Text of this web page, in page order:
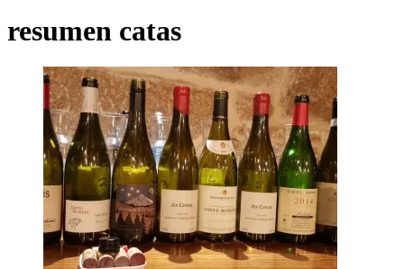
resumen catas